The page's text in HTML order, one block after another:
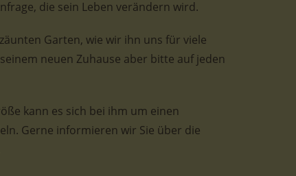
die sein Leben verändern wird.
Garten, wie wir ihn uns für viele
neuen Zuhause aber bitte auf jeden
kann es sich bei ihm um einen
Gerne informieren wir Sie über die